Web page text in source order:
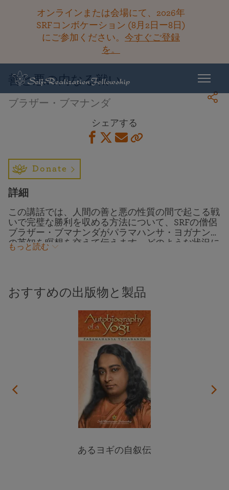
オンラインまたは会場にて、2026年
SRFコンボケーション (8月2日ー8日)
にご参加ください。 今すぐご登録
を。
ライブラリーに戻る
善と悪の内なる戦い
ブラザー・ブマナンダ
シェアする
Donate
詳細
この講話では、人間の善と悪の性質の間で起こる戦
いで完璧な勝利を収める方法について、SRFの僧侶
ブラザー・ブマナンダがパラマハンサ・ヨガナンダ
の英知を瞑想を交えて伝えます。どのような状況に
あっても善をなそうと努力し、定期的に瞑想を行う
を養い、最終的には自分の真の性質は善そのもの、
すなわち喜び、愛、平和、そしてすべてを網羅する
す。この講話は2023年8月、SRFグレンデール寺院
で収録されました。
もっと読む
おすすめの出版物と製品
あるヨギの自叙伝